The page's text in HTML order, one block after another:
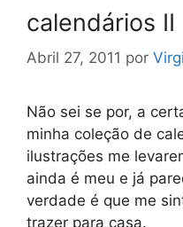
calendários II
Abril 27, 2011 por
Não sei se por, a
minha coleção de
ilustrações me
ainda é meu e já
verdade é que me
trazer para casa.